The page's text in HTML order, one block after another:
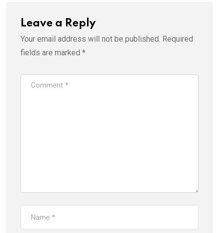
Leave a Reply
Your email address will not be published. Required
fields are marked *